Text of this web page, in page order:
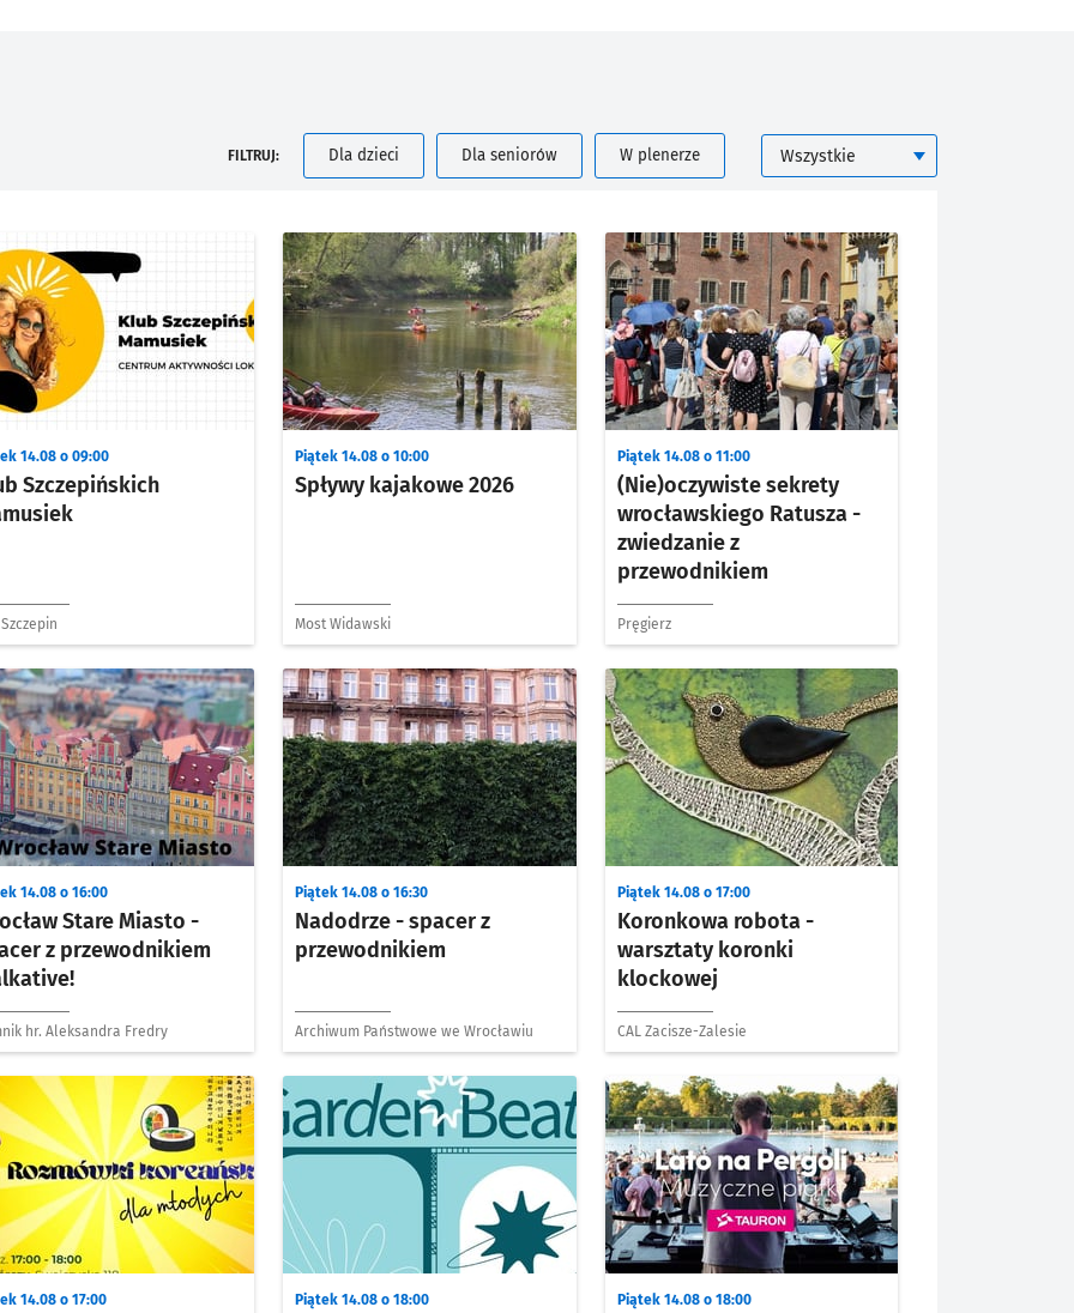
FILTRUJ: Dla dzieci Dla seniorów W plenerze KATEGORIA
Szczepińskich
14.08 o 09:00
Szczepin
Spływy kajakowe 2026
Piątek 14.08 o 10:00
Most Widawski
(Nie)oczywiste sekrety
wrocławskiego Ratusza -
zwiedzanie z
przewodnikiem
Piątek 14.08 o 11:00
Pręgierz
Stare Miasto -
z przewodnikiem
14.08 o 16:00
hr. Aleksandra Fredry
Nadodrze - spacer z
przewodnikiem
Piątek 14.08 o 16:30
Archiwum Państwowe we Wrocławiu
Koronkowa robota -
warsztaty koronki
klockowej
Piątek 14.08 o 17:00
CAL Zacisze-Zalesie
14.08 o 17:00 Piątek 14.08 o 18:00 Piątek 14.08 o 18:00